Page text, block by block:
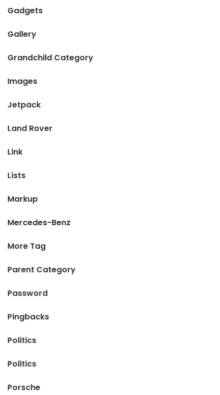
Gadgets
Gallery
Grandchild Category
Images
Jetpack
Land Rover
Link
Lists
Markup
Mercedes-Benz
More Tag
Parent Category
Password
Pingbacks
Politics
Politics
Porsche